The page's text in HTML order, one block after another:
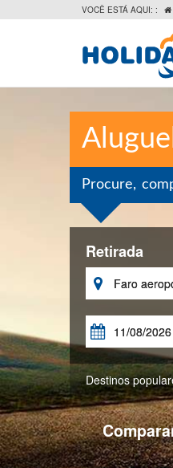
VOCÊ ESTÁ AQUI: : 
Procure,
Retirada


Destinos